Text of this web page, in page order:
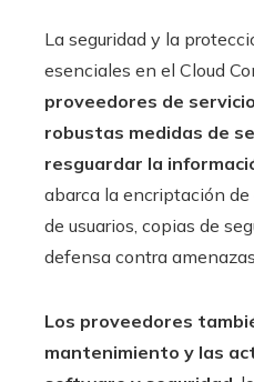
La seguridad y la
esenciales en el Cloud
proveedores de
robustas medidas de
resguardar la
abarca la encriptación
de usuarios, copias de
defensa contra
Los proveedores
mantenimiento y las